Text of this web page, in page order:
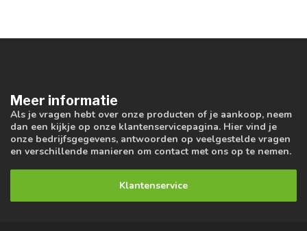
Meer informatie
Als je vragen hebt over onze producten of je aankoop, neem
dan een kijkje op onze klantenservicepagina. Hier vind je
onze bedrijfsgegevens, antwoorden op veelgestelde vragen
en verschillende manieren om contact met ons op te nemen.
Klantenservice